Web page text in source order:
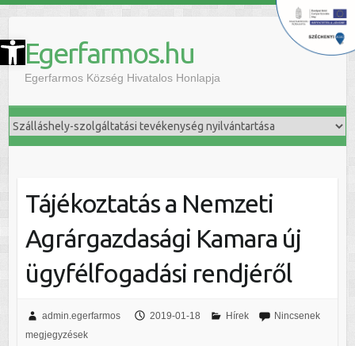
Eszköztár megnyitása Egerfarmos.hu
Egerfarmos Község Hivatalos Honlapja
Tájékoztatás a Nemzeti
Agrárgazdasági Kamara új
ügyfélfogadási rendjéről
admin.egerfarmos 2019-01-18 Hírek
Nincsenek
megjegyzések